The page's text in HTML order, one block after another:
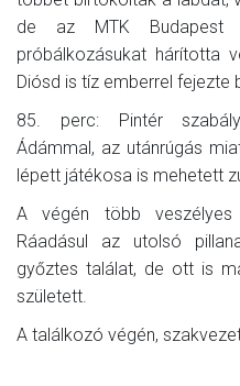
de az MTK
próbálkozásukat hárította
Diósd is tíz emberrel fejezte
85. perc: Pintér
Ádámmal, az utánrúgás
lépett játékosa is mehetett
A végén több veszélyes
Ráadásul az utolsó
győztes találat, de ott is
született.
A találkozó végén,